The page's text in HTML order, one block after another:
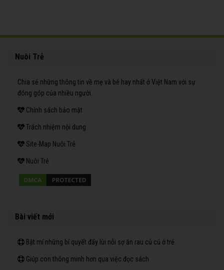
Nuôi Trẻ
Chia sẻ những thông tin về mẹ và bé hay nhất ở Việt Nam với sự
đóng góp của nhiều người.
Chính sách bảo mật
Trách nhiệm nội dung
Site-Map Nuôi Trẻ
Nuôi Trẻ
Bài viết mới
Bật mí những bí quyết đẩy lùi nỗi sợ ăn rau củ củ ở trẻ
Giúp con thông minh hơn qua việc đọc sách